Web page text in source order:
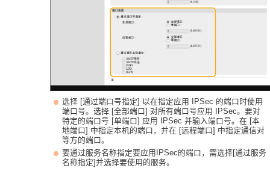
选择 [通过端口号指定] 以在指定应用 IPSec 的端口时使用
端口号。选择 [全部端口] 对所有端口号应用 IPSec。要对
特定的端口号 [单端口] 应用 IPSec 并输入端口号。在 [本
地端口] 中指定本机的端口，并在 [远程端口] 中指定通信对
等方的端口。
要通过服务名称指定要应用IPSec的端口，需选择[通过服务
名称指定]并选择要使用的服务。